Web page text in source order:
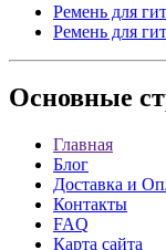
Ремень для
Ремень для
Основные
Главная
Блог
Доставка и
Контакты
FAQ
Карта сайта